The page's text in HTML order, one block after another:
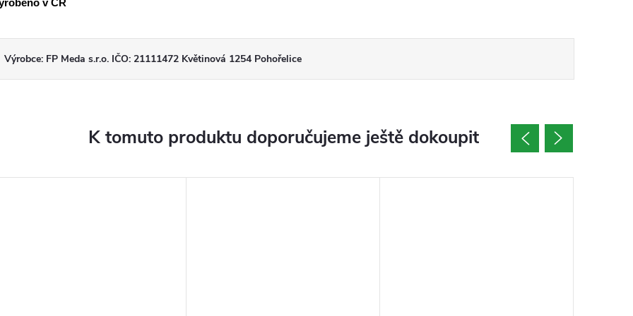
v ČR
Výrobce: FP Meda s.r.o. IČO: 21111472 Květinová 1254 Pohořelice
K tomuto produktu doporučujeme ještě dokoupit